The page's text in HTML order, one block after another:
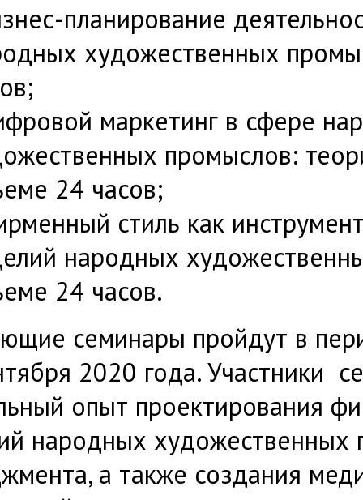
планирование
художественных
маркетинг в сфере
промыслов:
24 часов;
стиль как
народных
24 часов.
семинары пройдут в
2020 года. Участники
опыт проектирования
народных художественных
а также создания